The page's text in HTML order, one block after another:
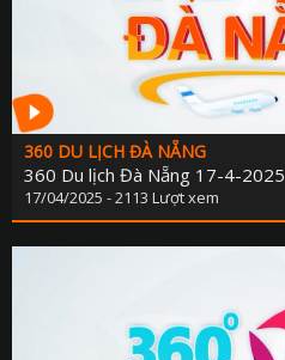
360 DU LỊCH ĐÀ NẴNG
360 Du lịch Đà Nẵng 17-4-2025
17/04/2025 - 2113 Lượt xem